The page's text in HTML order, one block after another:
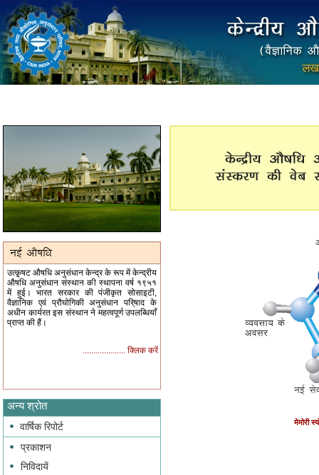
उत्कृ्षट औषधि अनुसंधान केन्द्र के रूप में केन्द्रीय
औषधि अनुसंधान संस्थान की स्थापना वर्ष १९५१
में हुई। भारत सरकार की पंजीकृत सोसाइटी,
वैज्ञानिक एवं प्रौघोगिकी अनुसंधान परि्षाद के
अधीन कार्यरत इस संस्थान ने महत्वपूर्ण उपलब्धियाँ
प्राप्त की हैं।
.................... क्लिक करें
अन्य श्रोत
वार्षिक रिपोर्ट
प्रकाशन
निविदायें
मेमोरी